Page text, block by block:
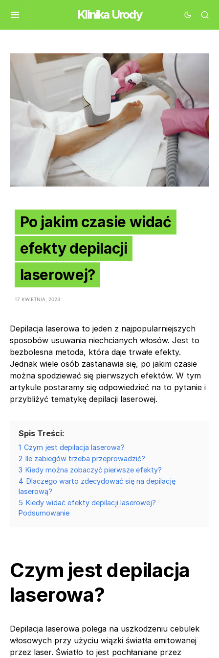
Klinika Urody
Po jakim czasie widać
efekty depilacji
laserowej?
17 KWIETNIA, 2023
Depilacja laserowa to jeden z najpopularniejszych
sposobów usuwania niechcianych włosów. Jest to
bezbolesna metoda, która daje trwałe efekty.
Jednak wiele osób zastanawia się, po jakim czasie
można spodziewać się pierwszych efektów. W tym
artykule postaramy się odpowiedzieć na to pytanie i
przybliżyć tematykę depilacji laserowej.
Spis Treści:
1 Czym jest depilacja laserowa?
2 Ile zabiegów trzeba przeprowadzić?
3 Kiedy można zobaczyć pierwsze efekty?
4 Dlaczego warto zdecydować się na depilację
laserową?
5 Kiedy widać efekty depilacji laserowej?
Podsumowanie
Czym jest depilacja
laserowa?
Depilacja laserowa polega na uszkodzeniu cebulek
włosowych przy użyciu wiązki światła emitowanej
przez laser. Światło to jest pochłaniane przez